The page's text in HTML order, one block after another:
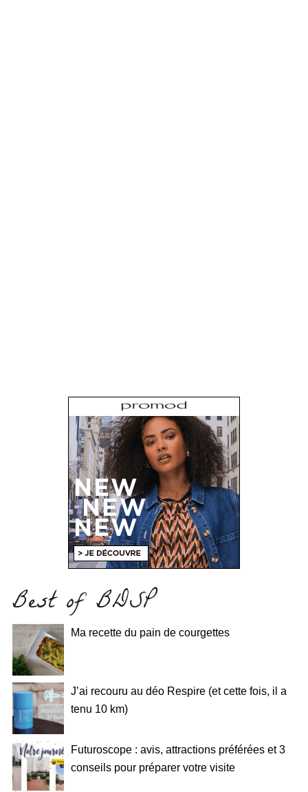
Best of BDSP
Ma recette du pain de courgettes
J’ai recouru au déo Respire (et cette fois, il a
tenu 10 km)
Futuroscope : avis, attractions préférées et 3
conseils pour préparer votre visite